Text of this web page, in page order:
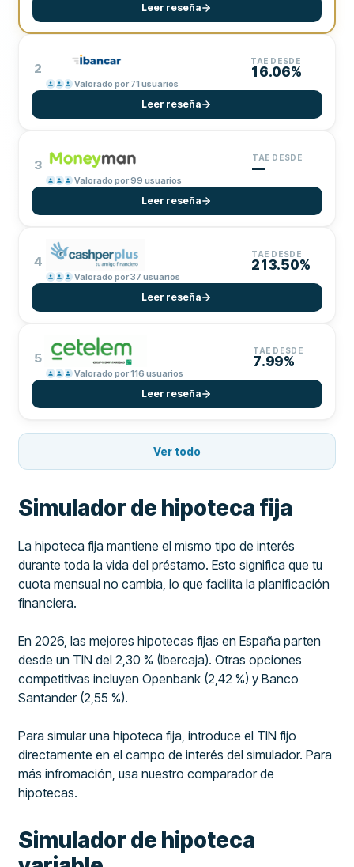
Leer reseña
2
Valorado por 71 usuarios
TAE DESDE
16.06%
Leer reseña
3
Valorado por 99 usuarios
TAE DESDE
—
Leer reseña
4
Valorado por 37 usuarios
TAE DESDE
213.50%
Leer reseña
5
Valorado por 116 usuarios
TAE DESDE
7.99%
Leer reseña
Ver todo
Simulador de hipoteca fija
La hipoteca fija mantiene el mismo tipo de interés
durante toda la vida del préstamo. Esto significa que tu
cuota mensual no cambia, lo que facilita la planificación
financiera.
En 2026, las mejores hipotecas fijas en España parten
desde un TIN del 2,30 % (Ibercaja). Otras opciones
competitivas incluyen Openbank (2,42 %) y Banco
Santander (2,55 %).
Para simular una hipoteca fija, introduce el TIN fijo
directamente en el campo de interés del simulador. Para
más infromación, usa nuestro comparador de
hipotecas.
Simulador de hipoteca